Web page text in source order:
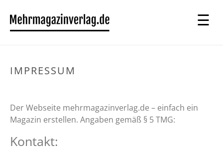
IMPRESSUM
Der Webseite mehrmagazinverlag.de – einfach ein
Magazin erstellen. Angaben gemäß § 5 TMG:
Kontakt: